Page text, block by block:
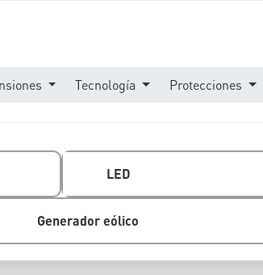
Tecnología Protecciones
LED
Generador eólico